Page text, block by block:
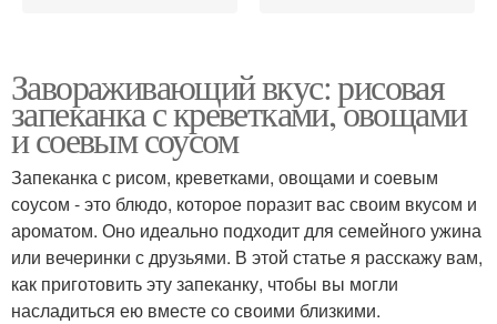
Завораживающий вкус: рисовая
запеканка с креветками, овощами
и соевым соусом
Запеканка с рисом, креветками, овощами и соевым
соусом - это блюдо, которое поразит вас своим вкусом и
ароматом. Оно идеально подходит для семейного ужина
или вечеринки с друзьями. В этой статье я расскажу вам,
как приготовить эту запеканку, чтобы вы могли
насладиться ею вместе со своими близкими.